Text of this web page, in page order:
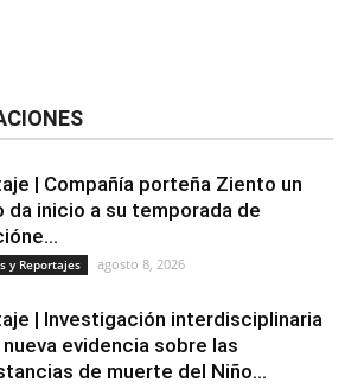
| Compañía porteña Ziento un
da inicio a su temporada de
y Reportajes agosto 8, 2026
| Investigación interdisciplinaria
evidencia sobre las
de muerte del Niño...